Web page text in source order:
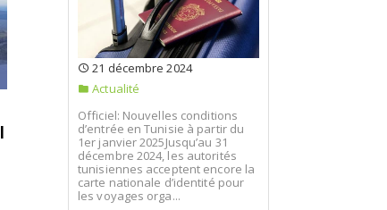
21 décembre 2024
Actualité
Officiel: Nouvelles conditions
d’entrée en Tunisie à partir du
1er janvier 2025Jusqu’au 31
décembre 2024, les autorités
tunisiennes acceptent encore la
carte nationale d’identité pour
les voyages orga...